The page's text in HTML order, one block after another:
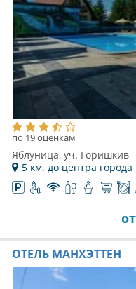
по 19 оценкам
Яблуница, уч. Горишкив
5 км. до центра города
ОТЕЛЬ МАНХЭТТЕН